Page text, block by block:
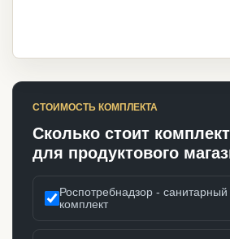
СТОИМОСТЬ КОМПЛЕКТА
Сколько стоит
для продуктового
Роспотребнадзор - санитарный
комплект